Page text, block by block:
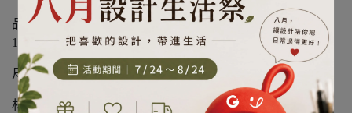
品名：BON TON TOYS Miffy米菲兔彩虹鑰匙圈-象牙白
10cm
尺寸：10CM-約5.5X6X10CM
材質：95% Polyester + 5% Spandex